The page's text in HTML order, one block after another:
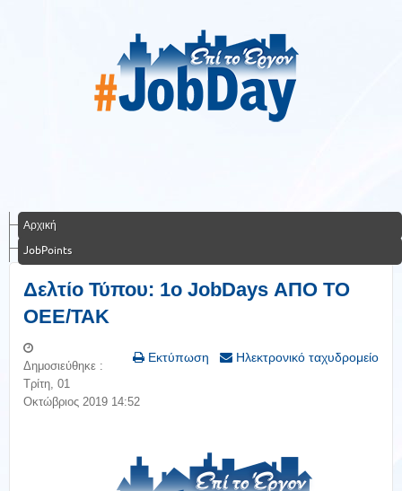
Αρχική
JobPoints
Δελτίο Τύπου: 1ο JobDays ΑΠΟ ΤΟ
ΟΕΕ/ΤΑΚ
Εκτύπωση Ηλεκτρονικό ταχυδρομείο
Δημοσιεύθηκε :
Τρίτη, 01
Οκτώβριος 2019 14:52